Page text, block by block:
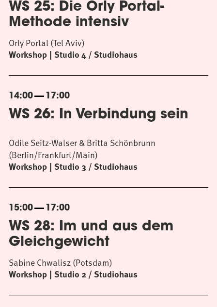
WS 25: Die Orly Portal-
Methode intensiv
Workshop Studio 4 / Studiohaus
Orly Portal (Tel Aviv)
14:00 17:00
WS 26: In Verbindung sein
Workshop Studio 3 / Studiohaus
Odile Seitz-Walser & Britta Schönbrunn
(Berlin/Frankfurt/Main)
15:00 17:00
WS 28: Im und aus dem
Gleichgewicht
Workshop Studio 2 / Studiohaus
Sabine Chwalisz (Potsdam)